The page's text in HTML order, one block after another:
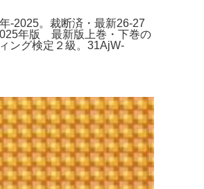
-2025。裁断済・最新26-27
年版 最新版上巻・下巻の
ング検定２級。31AjW-